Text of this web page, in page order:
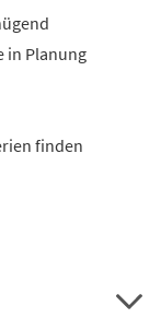
in Planung
finden